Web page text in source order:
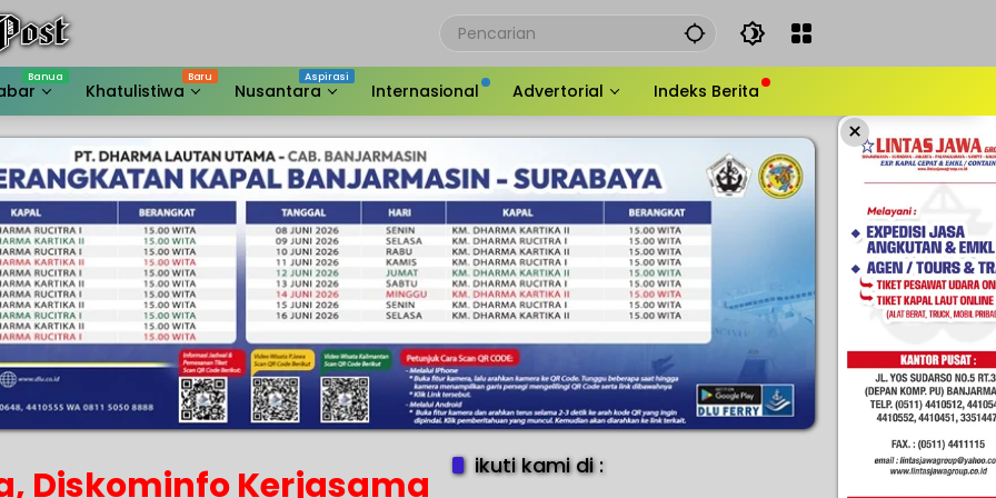
Khatulistiwa Nusantara Internasional Advertorial Indeks Berita
×
Diskominfo Kerjasama
ikuti kami di :